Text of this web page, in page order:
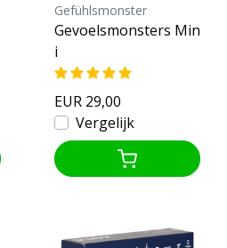
Gefühlsmonster
Gevoelsmonsters Min
i
EUR 29,00
Vergelijk